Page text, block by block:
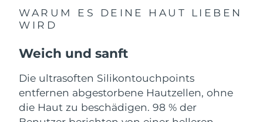
WARUM ES DEINE HAUT LIEBEN
WIRD
Weich und sanft
Die ultrasoften Silikontouchpoints
entfernen abgestorbene Hautzellen, ohne
die Haut zu beschädigen. 98 % der
Neuseeland
Oman
Philippinen Erwartete Lieferung8/14/26
Polen Erwartete Lieferung